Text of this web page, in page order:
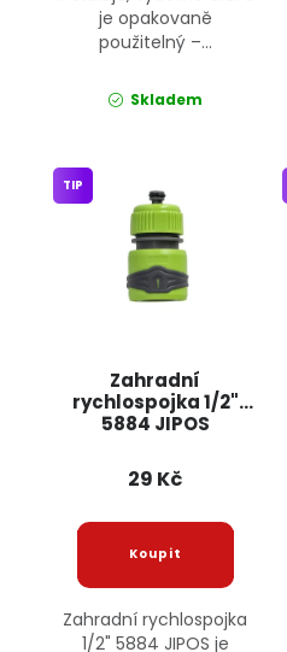
je opakovaně
použitelný –...
Skladem
Zahradní
rychlospojka 1/2"
5884 JIPOS
TIP
29 Kč
Zahradní rychlospojka
1/2" 5884 JIPOS je